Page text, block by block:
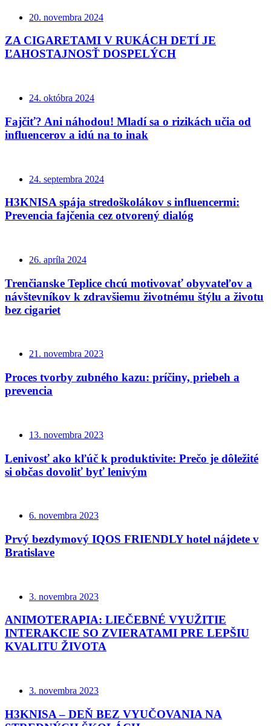
20. novembra 2024
ZA CIGARETAMI V RUKÁCH DETÍ JE
ĽAHOSTAJNOSŤ DOSPELÝCH
24. októbra 2024
Fajčiť? Ani náhodou! Mladí sa o rizikách učia od
influencerov a idú na to inak
24. septembra 2024
H3KNISA spája stredoškolákov s influencermi:
Prevencia fajčenia cez otvorený dialóg
26. apríla 2024
Trenčianske Teplice chcú motivovať obyvateľov a
návštevníkov k zdravšiemu životnému štýlu a životu
bez cigariet
21. novembra 2023
Proces tvorby zubného kazu: príčiny, priebeh a
prevencia
13. novembra 2023
Lenivosť ako kľúč k produktivite: Prečo je dôležité
si občas dovoliť byť lenivým
6. novembra 2023
Prvý bezdymový IQOS FRIENDLY hotel nájdete v
Bratislave
3. novembra 2023
ANIMOTERAPIA: LIEČEBNÉ VYUŽITIE
INTERAKCIE SO ZVIERATAMI PRE LEPŠIU
KVALITU ŽIVOTA
3. novembra 2023
H3KNISA – DEŇ BEZ VYUČOVANIA NA